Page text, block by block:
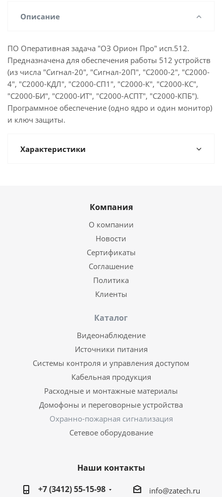
Описание
ПО Оперативная задача "ОЗ Орион Про" исп.512.
Предназначена для обеспечения работы 512 устройств
(из числа "Сигнал-20", "Сигнал-20П", "С2000-2", "С2000-
4", "С2000-КДЛ", "С2000-СП1", "С2000-К", "С2000-КС",
"С2000-БИ", "С2000-ИТ", "С2000-АСПТ", "С2000-КПБ").
Программное обеспечение (одно ядро и один монитор)
и ключ защиты.
Характеристики
Компания
О компании
Новости
Сертификаты
Соглашение
Политика
Клиенты
Каталог
Видеонаблюдение
Источники питания
Системы контроля и управления доступом
Кабельная продукция
Расходные и монтажные материалы
Домофоны и переговорные устройства
Охранно-пожарная сигнализация
Сетевое оборудование
Наши контакты
+7 (3412) 55-15-98
info@zatech.ru